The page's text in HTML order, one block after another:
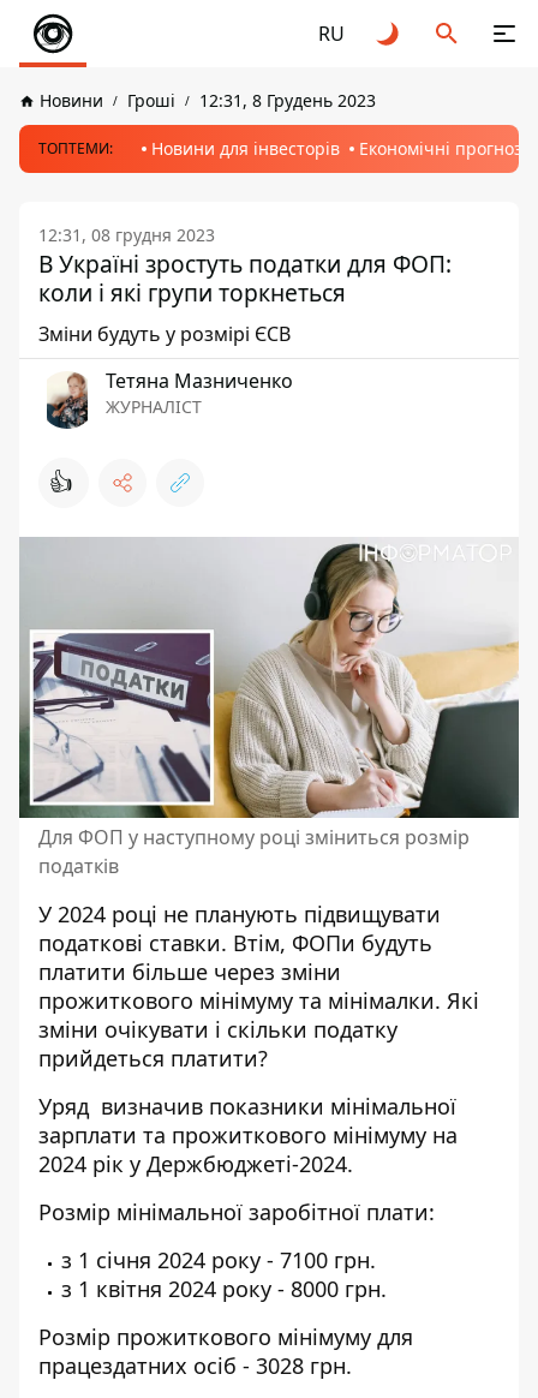
RU
Новини Гроші 12:31, 8 Грудень 2023
ТОПТЕМИ: Новини для інвесторів Економічні прогнози
12:31, 08 грудня 2023
В Україні зростуть податки для ФОП:
коли і які групи торкнеться
Зміни будуть у розмірі ЄСВ
Тетяна Мазниченко
ЖУРНАЛІСТ
👍
Для ФОП у наступному році зміниться розмір
податків
У 2024 році не планують підвищувати
податкові ставки. Втім, ФОПи будуть
платити більше через зміни
прожиткового мінімуму та мінімалки. Які
зміни очікувати і скільки податку
прийдеться платити?
Уряд визначив показники мінімальної
зарплати та прожиткового мінімуму на
2024 рік у Держбюджеті-2024.
Розмір мінімальної заробітної плати:
з 1 січня 2024 року - 7100 грн.
з 1 квітня 2024 року - 8000 грн.
Розмір прожиткового мінімуму для
працездатних осіб - 3028 грн.